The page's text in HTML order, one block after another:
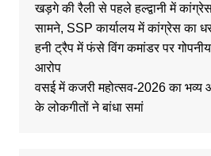
खड़गे की रैली से पहले हल्द्वानी में
सामने, SSP कार्यालय में कांग्रेस का
हनी ट्रैप में फंसे विंग कमांडर पर
आरोप
वसई में कजरी महोत्सव-2026 का भव्य
के लोकगीतों ने बांधा समां